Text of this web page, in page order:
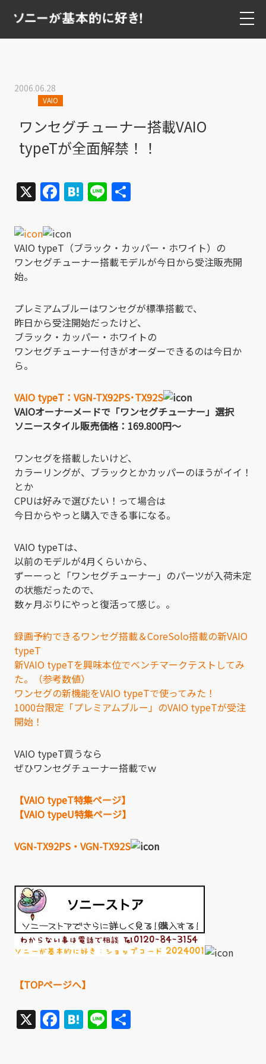
2006.06.28
VAIO
ワンセグチューナー搭載VAIO
typeTが全面解禁！！
X Facebook
Hatena
Line
VAIO typeT（ブラック・カッパー・ホワイト）の
ワンセグチューナー搭載モデルが今日から受注販売開
始。
プレミアムブルーはワンセグが標準搭載で、
昨日から受注開始だったけど、
ブラック・カッパー・ホワイトの
ワンセグチューナー付きがオーダーできるのは今日か
ら。
VAIO typeT：VGN-TX92PS･TX92S
VAIOオーナーメードで「ワンセグチューナー」選択
ソニースタイル販売価格：169.800円～
ワンセグを搭載したいけど、
カラーリングが、ブラックとかカッパーのほうがイイ！
とか
CPUは好みで選びたい！って場合は
今日からやっと購入できる事になる。
VAIO typeTは、
以前のモデルが4月くらいから、
ずーーっと「ワンセグチューナー」のパーツが入荷未定
の状態だったので、
数ヶ月ぶりにやっと復活って感じ。。
録画予約できるワンセグ搭載＆CoreSolo搭載の新VAIO
typeT
新VAIO typeTを興味本位でベンチマークテストしてみ
た。（参考数値）
ワンセグの新機能をVAIO typeTで使ってみた！
1000台限定「プレミアムブルー」のVAIO typeTが受注
開始！
VAIO typeT買うなら
ぜひワンセグチューナー搭載でｗ
【VAIO typeT特集ページ】
【VAIO typeU特集ページ】
VGN-TX92PS・VGN-TX92S
【TOPページへ】
X Facebook
Hatena
Line